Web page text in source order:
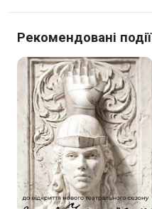
Рекомендовані події